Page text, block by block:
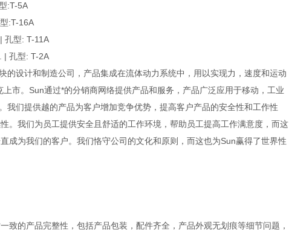
:T-5A
:T-16A
孔型: T-11A
| 孔型: T-2A
的设计和制造公司，产品集成在流体动力系统中，用以实现力，速度和运动
市。Sun通过*的分销商网络提供产品和服务，产品广泛应用于移动，工业
我们提供越的产品为客户增加竞争优势，提高客户产品的安全性和工作性
。我们为员工提供安全且舒适的工作环境，帮助员工提高工作满意度，而这
成为我们的客户。我们恪守公司的文化和原则，而这也为Sun赢得了世界性
致的产品完整性，包括产品包装，配件齐全，产品外观无划痕等细节问题，